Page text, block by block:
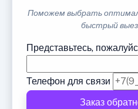
Поможем выбрать
быстрый
Представьтесь,
Телефон для связи
Заказ